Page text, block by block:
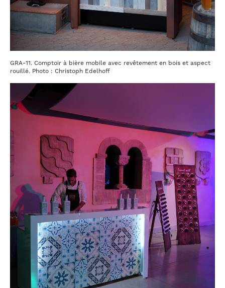
GRA-11. Comptoir à bière mobile avec revêtement en bois et aspect
rouillé. Photo : Christoph Edelhoff